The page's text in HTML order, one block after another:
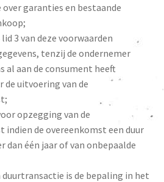
garanties en bestaande
3 van deze voorwaarden
tenzij de ondernemer
al aan de consument heeft
de uitvoering van de
opzegging van de
indien de overeenkomst een duur
dan één jaar of van onbepaalde
duurtransactie is de bepaling in het